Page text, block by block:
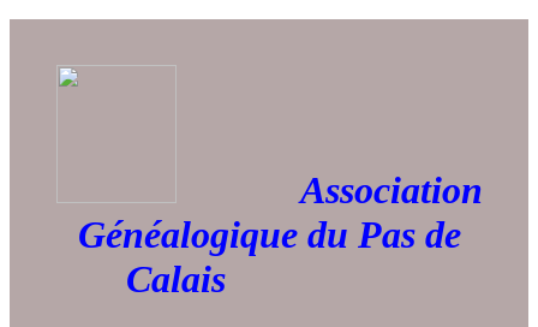
Association
Généalogique du Pas de
Calais